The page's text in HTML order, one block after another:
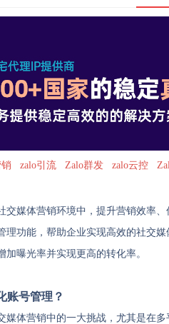
zalo引流 Zalo群发 zalo云控
交媒体营销环境中，提升营销效率
理功能，帮助企业实现高效的社交
加曝光率并实现更高的转化率。
账号管理？
媒体营销中的一大挑战，尤其是在